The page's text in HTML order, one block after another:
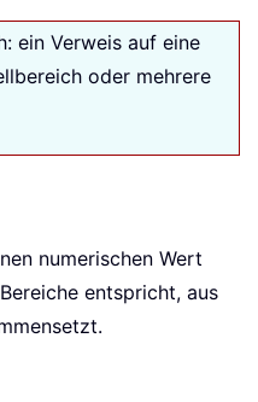
ein Verweis auf eine
oder mehrere
numerischen Wert
entspricht, aus